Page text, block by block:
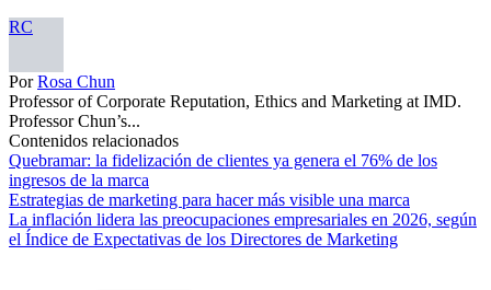
RC
PorRosa Chun
Professor of Corporate Reputation, Ethics and Marketing at IMD.
Professor Chun’s...
Contenidos relacionados
Quebramar: la fidelización de clientes ya genera el 76% de los
ingresos de la marca
Estrategias de marketing para hacer más visible una marca
La inflación lidera las preocupaciones empresariales en 2026, según
el Índice de Expectativas de los Directores de Marketing